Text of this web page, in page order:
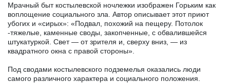
Мрачный быт костылевской ночлежки изображен Горьким как
воплощение социального зла. Автор описывает этот приют
убогих и «сирых»: «Подвал, похожий на пещеру. Потолок
-тяжелые, каменные своды, закопченные, с обвалившейся
штукатуркой. Свет — от зрителя и, сверху вниз, — из
квадратного окна с правой стороны».
Под сводами костылевского подземелья оказались люди
самого различного характера и социального положения.